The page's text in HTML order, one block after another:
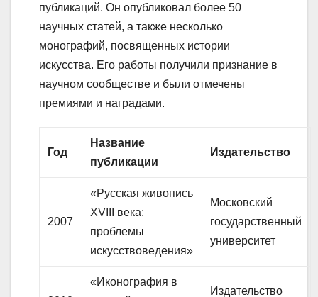
публикаций. Он опубликовал более 50
научных статей, а также несколько
монографий, посвященных истории
искусства. Его работы получили признание в
научном сообществе и были отмечены
премиями и наградами.
Год
Название
публикации
Издательство
2007
«Русская живопись
XVIII века:
проблемы
искусствоведения»
Московский
государственный
университет
«Иконография в
Издательство